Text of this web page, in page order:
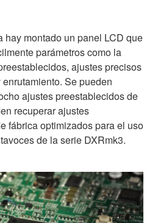
hay montado un panel LCD que
parámetros como la
ajustes precisos
Se pueden
ajustes preestablecidos de
recuperar ajustes
fábrica optimizados para el uso
de la serie DXRmk3.